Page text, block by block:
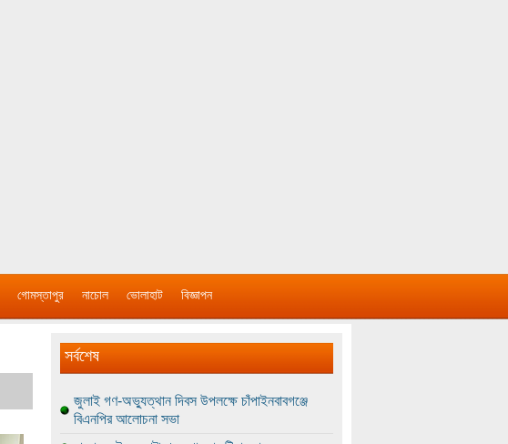
গোমস্তাপুর নাচোল ভোলাহাট বিজ্ঞাপন
সর্বশেষ
জুলাই গণ-অভ্যুত্থান দিবস উপলক্ষে চাঁপাইনবাবগঞ্জে
বিএনপির আলোচনা সভা